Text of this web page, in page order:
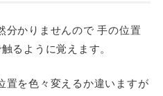
分かりませんので 手の位置
るように覚えます。
置を色々変えるか違いますが